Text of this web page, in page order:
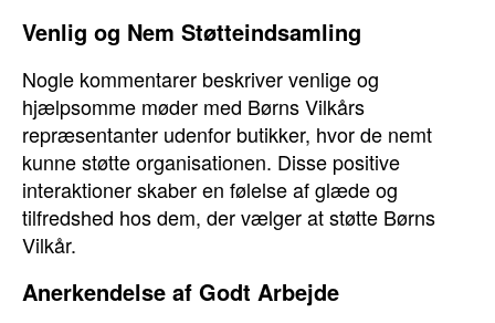
Venlig og Nem Støtteindsamling
Nogle kommentarer beskriver venlige og
hjælpsomme møder med Børns Vilkårs
repræsentanter udenfor butikker, hvor de nemt
kunne støtte organisationen. Disse positive
interaktioner skaber en følelse af glæde og
tilfredshed hos dem, der vælger at støtte Børns
Vilkår.
Anerkendelse af Godt Arbejde